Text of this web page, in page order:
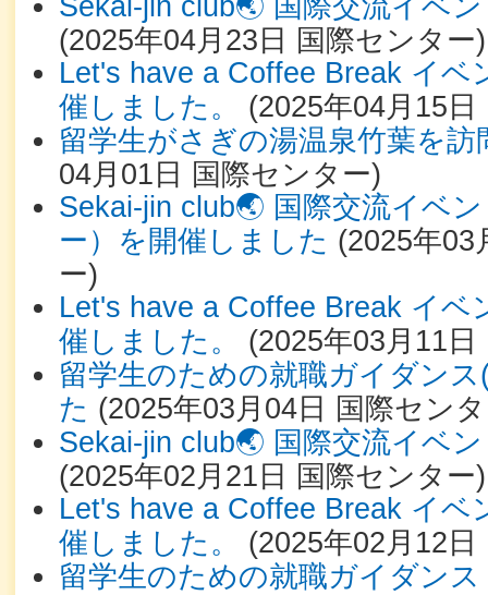
Sekai-jin club🌏 国際交流イベ
(2025年04月23日 国際センター)
Let's have a Coffee Break イベ
催しました。
(2025年04月15日
留学生がさぎの湯温泉竹葉を訪
04月01日 国際センター)
Sekai-jin club🌏 国際交流イベ
ー）を開催しました (2025年03
ー)
Let's have a Coffee Break イベ
催しました。
(2025年03月11日
留学生のための就職ガイダン
た (2025年03月04日 国際セン
Sekai-jin club🌏 国際交流イベ
(2025年02月21日 国際センター)
Let's have a Coffee Break イベ
催しました。
(2025年02月12日
留学生のための就職ガイダン